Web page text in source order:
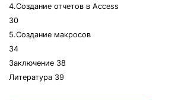
4.Создание отчетов в Аccess
30
5.Создание макросов
34
Заключение 38
Литература 39